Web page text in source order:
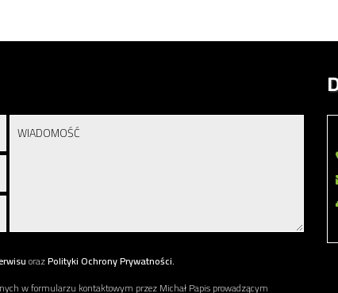
orazPolityki Ochrony Prywatności.
w formularzu kontaktowym przez Michał Papis prowadzącym